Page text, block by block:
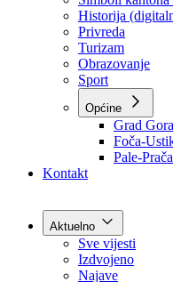
O kantonu
O kantonu
Simboli kantona
Historija
Privreda
Turizam
Obrazovanje
Sport
Općine
Kontakt
Aktuelno